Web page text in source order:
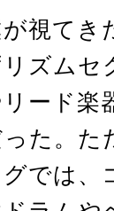
視てき
ズムセ
ード楽
た。た
では